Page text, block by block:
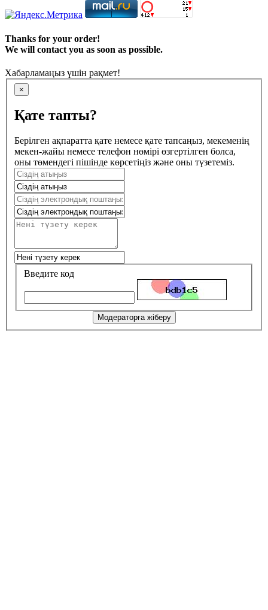
Thanks for your order!
We will contact you as soon as possible.
Хабарламаңыз үшін рақмет!
×
Қате тапты?
Берілген ақпаратта қате немесе қате тапсаңыз, мекеменің
мекен-жайы немесе телефон нөмірі өзгертілген болса,
оны төмендегі пішінде көрсетіңіз және оны түзетеміз.
Введите код
Модераторға жіберу